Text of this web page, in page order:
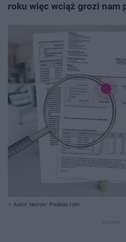
roku więc wciąż grozi nam
Autor: tauron/ Pixabay.com